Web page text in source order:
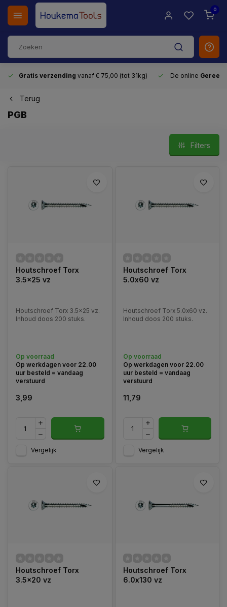
0
Gratis verzending vanaf € 75,00 (tot 31kg) De online
Terug
PGB
Filters
Houtschroef Torx
3.5x25 vz
Houtschroef Torx 3.5x25 vz.
Inhoud doos 200 stuks.
Op voorraad
Op werkdagen voor 22.00
uur besteld = vandaag
verstuurd
3,99
Vergelijk
Houtschroef Torx
5.0x60 vz
Houtschroef Torx 5.0x60 vz.
Inhoud doos 200 stuks.
Op voorraad
Op werkdagen voor 22.00
uur besteld = vandaag
verstuurd
11,79
Vergelijk
Houtschroef Torx
3.5x20 vz
Houtschroef Torx
6.0x130 vz